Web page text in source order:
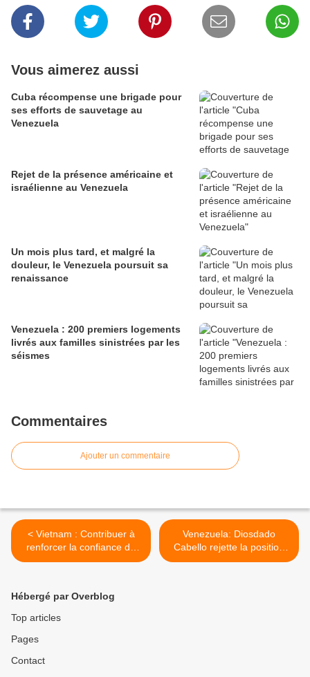
Vous aimerez aussi
Cuba récompense une brigade pour
ses efforts de sauvetage au
Venezuela
Rejet de la présence américaine et
israélienne au Venezuela
Un mois plus tard, et malgré la
douleur, le Venezuela poursuit sa
renaissance
Venezuela : 200 premiers logements
livrés aux familles sinistrées par les
séismes
Commentaires
Ajouter un commentaire
< Vietnam : Contribuer à
renforcer la confiance du
peuple dans le Parti et l'État
Venezuela: Diosdado
Cabello rejette la position
de recteur électoral du
Hébergé par Overblog
Top articles
Pages
Contact